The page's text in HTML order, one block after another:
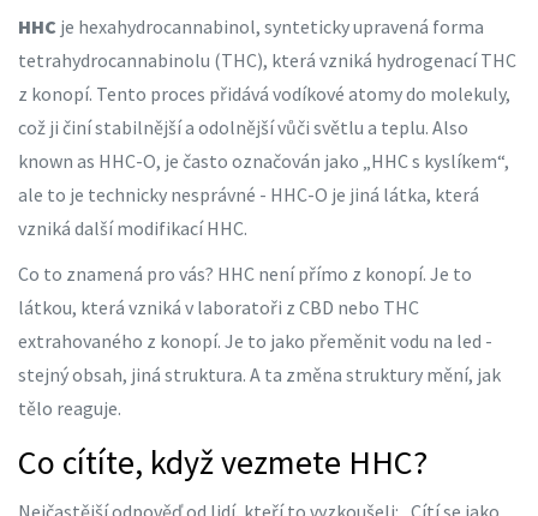
HHC je hexahydrocannabinol, synteticky upravená forma
tetrahydrocannabinolu (THC), která vzniká hydrogenací THC
z konopí. Tento proces přidává vodíkové atomy do molekuly,
což ji činí stabilnější a odolnější vůči světlu a teplu. Also
known as HHC-O, je často označován jako „HHC s kyslíkem“,
ale to je technicky nesprávné - HHC-O je jiná látka, která
vzniká další modifikací HHC.
Co to znamená pro vás? HHC není přímo z konopí. Je to
látkou, která vzniká v laboratoři z CBD nebo THC
extrahovaného z konopí. Je to jako přeměnit vodu na led -
stejný obsah, jiná struktura. A ta změna struktury mění, jak
tělo reaguje.
Co cítíte, když vezmete HHC?
Nejčastější odpověď od lidí, kteří to vyzkoušeli: „Cítí se jako